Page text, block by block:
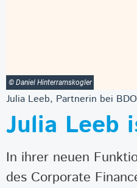
© Daniel Hinterramskogler
Julia Leeb, Partnerin bei BDO
Julia Leeb
In ihrer neuen
des Corporate